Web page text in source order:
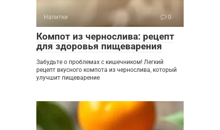
Напитки 0
Компот из чернослива: рецепт
для здоровья пищеварения
Забудьте о проблемах с кишечником! Легкий
рецепт вкусного компота из чернослива, который
улучшит пищеварение